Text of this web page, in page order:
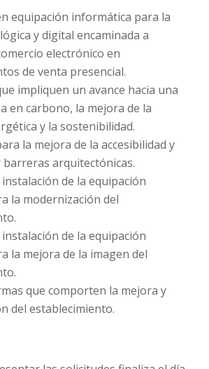
equipación informática para la
y digital encaminada a
electrónico en
de venta presencial.
impliquen un avance hacia una
en carbono, la mejora de la
y la sostenibilidad.
la mejora de la accesibilidad y
arquitectónicas.
de la equipación
la modernización del
de la equipación
la mejora de la imagen del
que comporten la mejora y
del establecimiento.